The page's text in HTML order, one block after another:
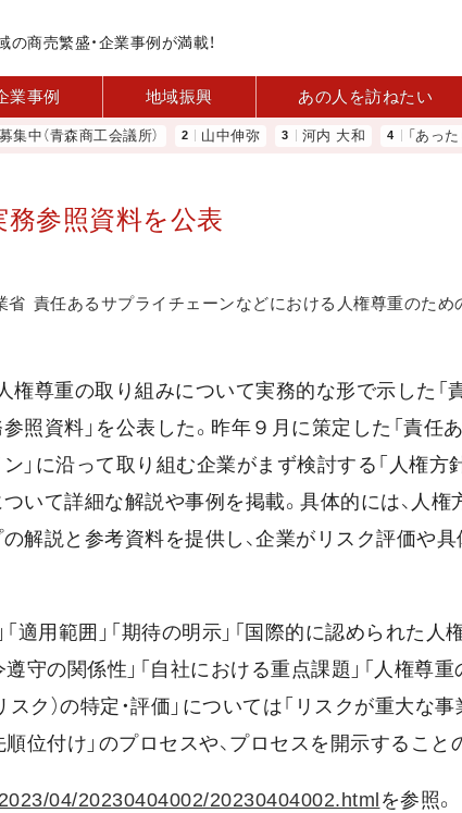
の商売繁盛・企業事例が満載！
業事例 地域振興 あの人を訪ねたい
青森商工会議所） 山中伸弥 河内 大和 「あったら
参照資料を公表
省 責任あるサプライチェーンなどにおける人権尊重のため
権尊重の取り組みについて実務的な形で示した「
照資料」を公表した。昨年９月に策定した「責任
」に沿って取り組む企業がまず検討する「人権方
ついて詳細な解説や事例を掲載。具体的には、人
解説と参考資料を提供し、企業がリスク評価や
適用範囲」「期待の明示」「国際的に認められた
守の関係性」「自社における重点課題」「人権尊
スク）の特定・評価」については「リスクが重大な
位付け」のプロセスや、プロセスを開示すること
04/20230404002/20230404002.html を参照。